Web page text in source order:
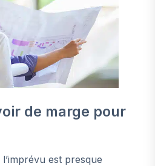
de marge pour
est presque